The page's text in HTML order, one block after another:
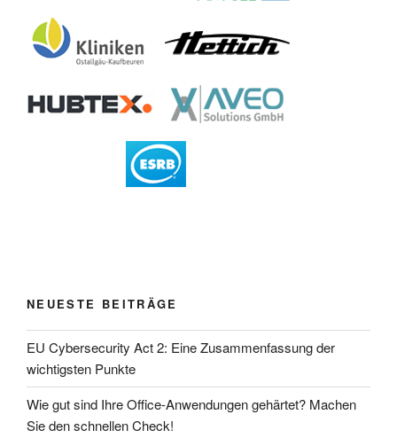
NEUESTE BEITRÄGE
EU Cybersecurity Act 2: Eine Zusammenfassung der
wichtigsten Punkte
Wie gut sind Ihre Office-Anwendungen gehärtet? Machen
Sie den schnellen Check!